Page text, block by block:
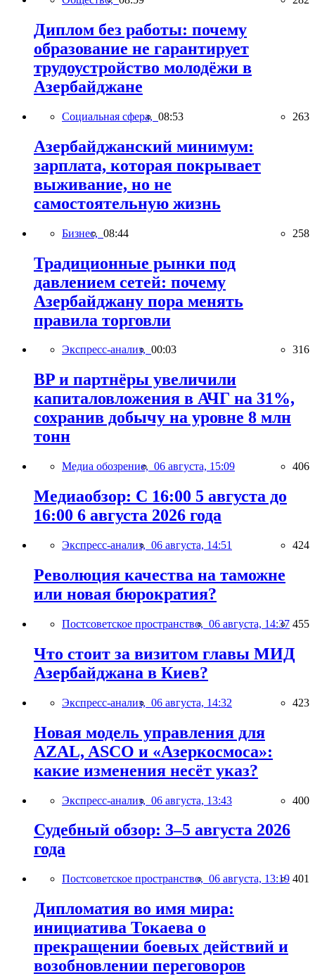
Диплом без работы: почему
образование не гарантирует
трудоустройство молодёжи в
Азербайджане
Социальная сфера, 08:53 263
Азербайджанский минимум:
зарплата, которая покрывает
выживание, но не
самостоятельную жизнь
Бизнес, 08:44 258
Традиционные рынки под
давлением сетей: почему
Азербайджану пора менять
правила торговли
Экспресс-анализ, 00:03 316
BP и партнёры увеличили
капиталовложения в АЧГ на 31%,
сохранив добычу на уровне 8 млн
тонн
Медиа обозрение, 06 августа, 15:09 406
Медиаобзор: С 16:00 5 августа до
16:00 6 августа 2026 года
Экспресс-анализ, 06 августа, 14:51 424
Революция качества на таможне
или новая бюрократия?
Постсоветское пространство, 06 августа, 14:37 455
Что стоит за визитом главы МИД
Азербайджана в Киев?
Экспресс-анализ, 06 августа, 14:32 423
Новая модель управления для
AZAL, ASCO и «Азеркосмоса»:
какие изменения несёт указ?
Экспресс-анализ, 06 августа, 13:43 400
Судебный обзор: 3–5 августа 2026
года
Постсоветское пространство, 06 августа, 13:19 401
Дипломатия во имя мира:
инициатива Токаева о
прекращении боевых действий и
возобновлении переговоров